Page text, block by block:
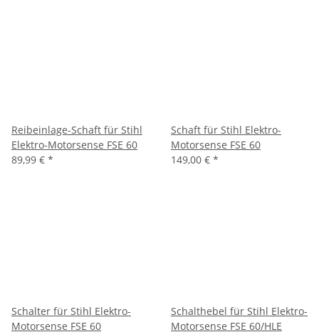
Reibeinlage-Schaft für Stihl
Elektro-Motorsense FSE 60
89,99 € *
Schaft für Stihl Elektro-
Motorsense FSE 60
149,00 € *
Schalter für Stihl Elektro-
Motorsense FSE 60
Schalthebel für Stihl Elektro-
Motorsense FSE 60/HLE